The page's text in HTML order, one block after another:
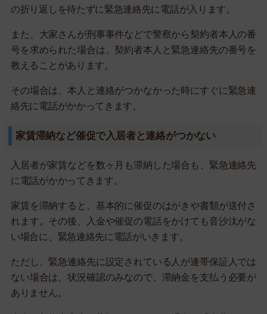
の折り返しを待たずに緊急連絡先に電話が入ります。
また、大家さんが刑事事件などで警察から契約者本人の番
号を求められた場合は、契約者本人と緊急連絡先の番号を
教えることがあります。
その場合は、本人と連絡がつかなかった時にすぐに緊急連
絡先に電話がかかってきます。
家賃滞納など催促で入居者と連絡がつかない
入居者が家賃などを数ヶ月も滞納した場合も、緊急連絡先
に電話がかかってきます。
家賃を滞納すると、基本的に催促のはがきや書類が送付さ
れます。その後、入金や催促の電話をかけても音沙汰がな
い場合に、緊急連絡先に電話がいきます。
ただし、緊急連絡先に設定されている人が連帯保証人では
ない場合は、状況確認のみなので、滞納金を支払う必要が
ありません。